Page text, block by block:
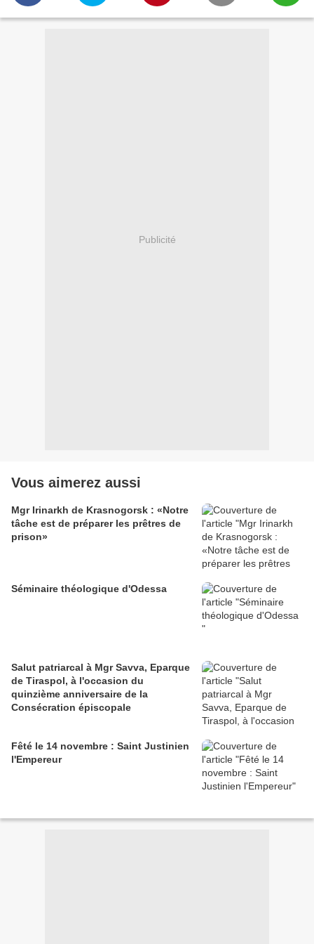
Publicité
Vous aimerez aussi
Mgr Irinarkh de Krasnogorsk : «Notre
tâche est de préparer les prêtres de
prison»
Séminaire théologique d'Odessa
Salut patriarcal à Mgr Savva, Eparque
de Tiraspol, à l'occasion du
quinzième anniversaire de la
Consécration épiscopale
Fêté le 14 novembre : Saint Justinien
l'Empereur